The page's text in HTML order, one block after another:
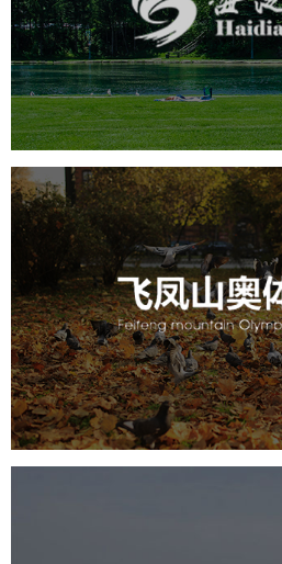
旅游休闲 公园 AI人工智能
智能大数据平台
AR太
飞凤山奥
旅游休闲 公园 AI人
智慧体育公园
智能步道 智
智能体测